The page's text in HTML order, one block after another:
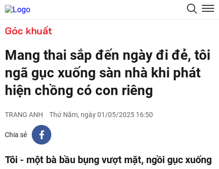
Góc khuất
Mang thai sắp đến ngày đi đẻ, tôi
ngã gục xuống sàn nhà khi phát
hiện chồng có con riêng
TRANG ANH Thứ Năm, ngày 01/05/2025 16:50
Chia sẻ
Tôi - một bà bầu bụng vượt mặt, ngồi gục xuống